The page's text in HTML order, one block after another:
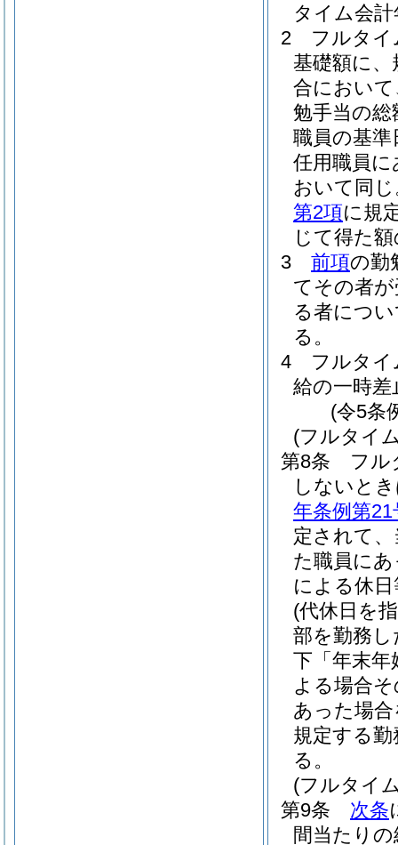
タイム会
2
フルタイ
基礎額に
合におい
勉手当の
職員の基準
任用職員
おいて同じ
第2項に規
じて得た
3
前項の勤
てその者
る者につ
る。
4
フルタイ
給の一時
(令5条
(フルタイ
第8条
フル
しないと
年条例第21
定されて
た職員に
による休
(代休日を
部を勤務
下「年末年
よる場合
あった場
規定する
る。
(フルタイ
第9条
次条
間当たり